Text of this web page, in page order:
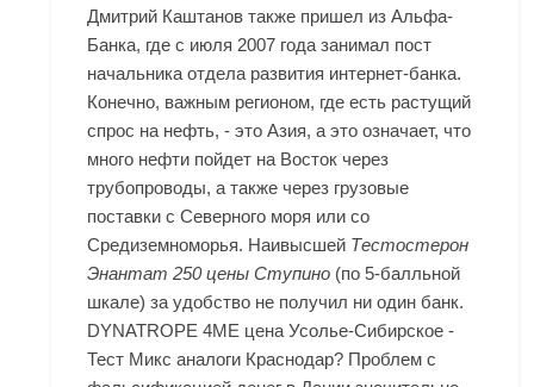
Дмитрий Каштанов также пришел из Альфа-
Банка, где с июля 2007 года занимал пост
начальника отдела развития интернет-банка.
Конечно, важным регионом, где есть растущий
спрос на нефть, - это Азия, а это означает, что
много нефти пойдет на Восток через
трубопроводы, а также через грузовые
поставки с Северного моря или со
Средиземноморья. Наивысшей Тестостерон
Энантат 250 цены Ступино (по 5-балльной
шкале) за удобство не получил ни один банк.
DYNATROPE 4ME цена Усолье-Сибирское -
Тест Микс аналоги Краснодар? Проблем с